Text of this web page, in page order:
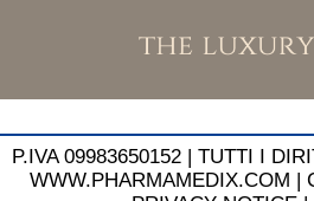
P.IVA 09983650152 | TUTTI I
WWW.PHARMAMEDIX.COM |